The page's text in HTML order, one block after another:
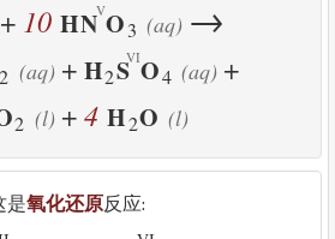
+ 10 HN O3 (aq) →
2 (aq) + H2S O4 (aq) +
2 (l) +4 H2O (l)
是氧化还原反应: